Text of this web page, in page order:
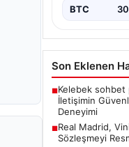
BTC
Son Eklenen
■Kelebek sohbet
İletişimin
Deneyimi
■Real Madrid,
Sözleşmeyi